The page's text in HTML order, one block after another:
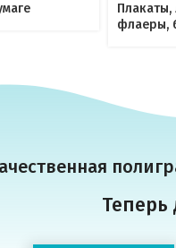
Плакаты,
флаеры,
Теперь